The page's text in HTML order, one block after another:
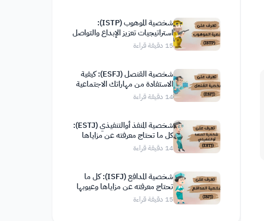
شخصية الموهوب (ISTP):
استراتيجيات تعزيز الإبداع والتواصل
الفعّال
15 دقيقة قراءة
شخصية القنصل (ESFJ): كيفية
الاستفادة من مهاراتك الاجتماعية
لتحقيق نتائج إيجابية
14 دقيقة قراءة
شخصية المنفذ أوالتنفيذي (ESTJ):
كل ما تحتاج معرفته عن مزاياها
وعيوبها وصفاتها
14 دقيقة قراءة
شخصية المدافع (ISFJ): كل ما
تحتاج معرفته عن مزاياها وعيوبها
وصفاتها
15 دقيقة قراءة